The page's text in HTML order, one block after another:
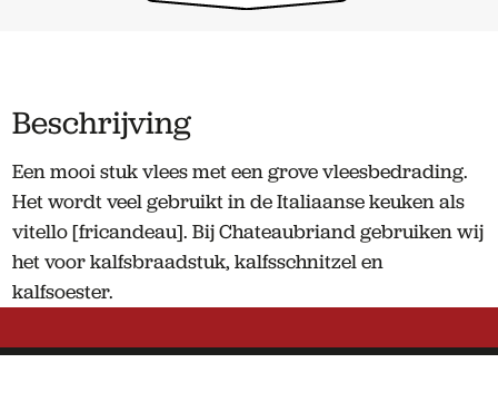
Beschrijving
Een mooi stuk vlees met een grove vleesbedrading.
Het wordt veel gebruikt in de Italiaanse keuken als
vitello [fricandeau]. Bij Chateaubriand gebruiken wij
het voor kalfsbraadstuk, kalfsschnitzel en
kalfsoester.